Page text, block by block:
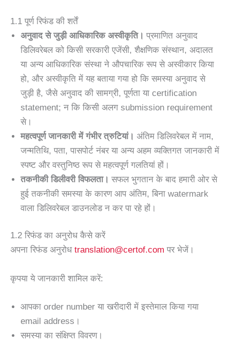
1.1 पूर्ण रिफंड की शर्तें
अनुवाद से जुड़ी आधिकारिक अस्वीकृति। प्रमाणित अनुवाद
डिलिवरेबल को किसी सरकारी एजेंसी, शैक्षणिक संस्थान, अदालत
या अन्य आधिकारिक संस्था ने औपचारिक रूप से अस्वीकार किया
हो, और अस्वीकृति में यह बताया गया हो कि समस्या अनुवाद से
जुड़ी है, जैसे अनुवाद की सामग्री, पूर्णता या certification
statement; न कि किसी अलग submission requirement
से।
महत्वपूर्ण जानकारी में गंभीर त्रुटियां। अंतिम डिलिवरेबल में नाम,
जन्मतिथि, पता, पासपोर्ट नंबर या अन्य अहम व्यक्तिगत जानकारी में
स्पष्ट और वस्तुनिष्ठ रूप से महत्वपूर्ण गलतियां हों।
तकनीकी डिलीवरी विफलता। सफल भुगतान के बाद हमारी ओर से
हुई तकनीकी समस्या के कारण आप अंतिम, बिना watermark
वाला डिलिवरेबल डाउनलोड न कर पा रहे हों।
1.2 रिफंड का अनुरोध कैसे करें
अपना रिफंड अनुरोध translation@certof.com पर भेजें।
कृपया ये जानकारी शामिल करें:
आपका order number या खरीदारी में इस्तेमाल किया गया
email address।
समस्या का संक्षिप्त विवरण।